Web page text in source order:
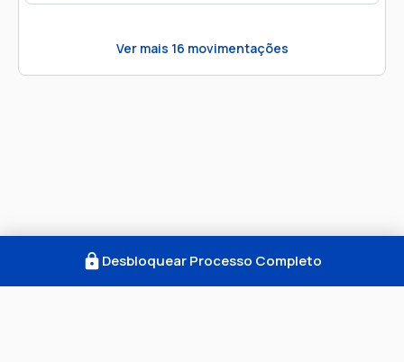
Ver mais 16 movimentações
Desbloquear Processo Completo